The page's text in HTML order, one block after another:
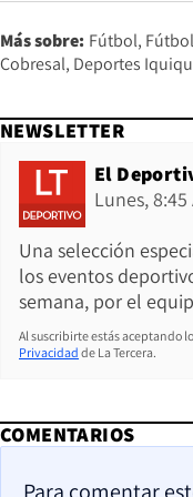
Más sobre: Fútbol
Cobresal Deportes
NEWSLETTER
El
Lunes, 8:45
Una selección
los eventos
semana, por el
Al suscribirte estás aceptando
Privacidad de La Tercera.
COMENTARIOS